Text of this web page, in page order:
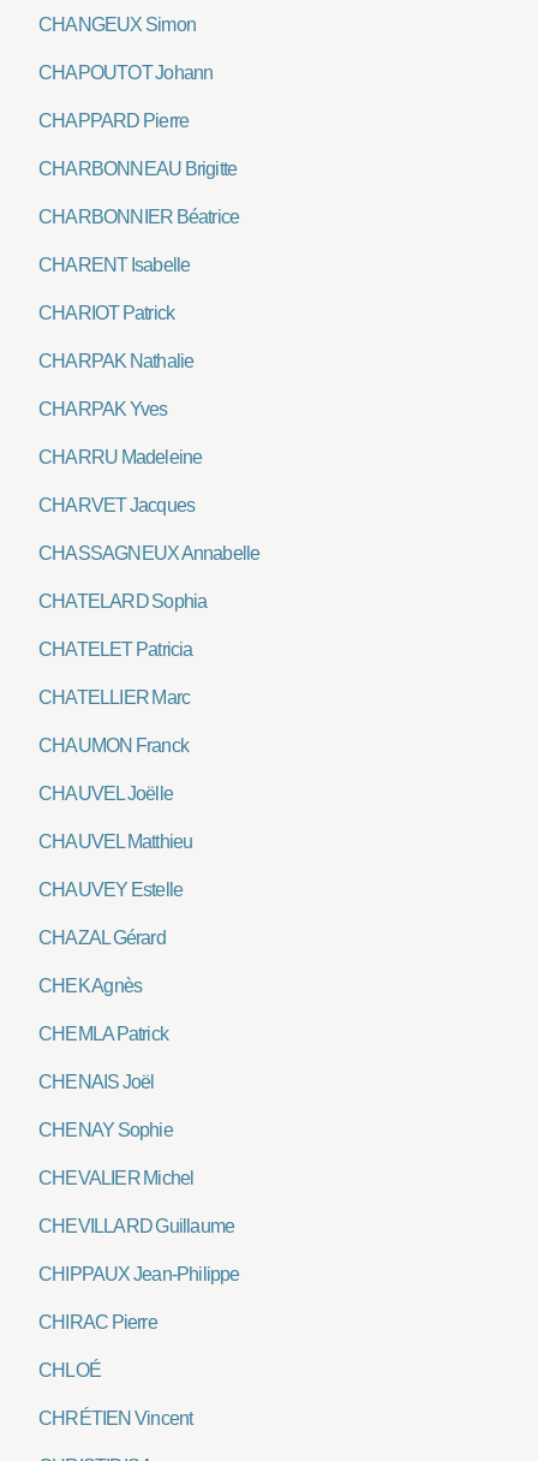
CHANGEUX Simon
CHAPOUTOT Johann
CHAPPARD Pierre
CHARBONNEAU Brigitte
CHARBONNIER Béatrice
CHARENT Isabelle
CHARIOT Patrick
CHARPAK Nathalie
CHARPAK Yves
CHARRU Madeleine
CHARVET Jacques
CHASSAGNEUX Annabelle
CHATELARD Sophia
CHATELET Patricia
CHATELLIER Marc
CHAUMON Franck
CHAUVEL Joëlle
CHAUVEL Matthieu
CHAUVEY Estelle
CHAZAL Gérard
CHEK Agnès
CHEMLA Patrick
CHENAIS Joël
CHENAY Sophie
CHEVALIER Michel
CHEVILLARD Guillaume
CHIPPAUX Jean-Philippe
CHIRAC Pierre
CHLOÉ
CHRÉTIEN Vincent